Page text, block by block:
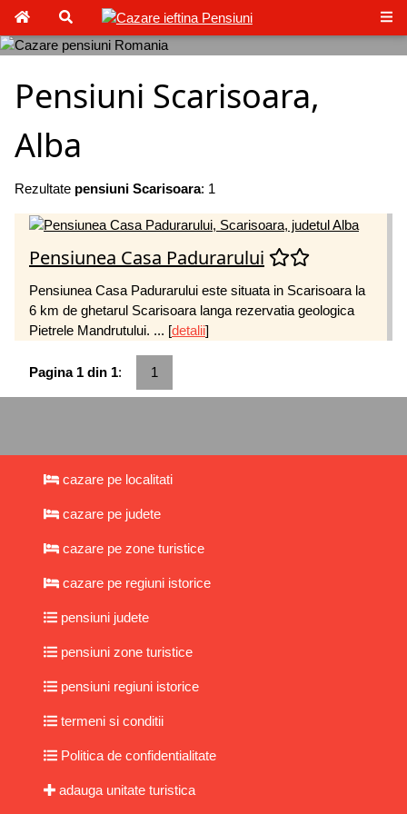
Pensiuni Scarisoara,
Alba
Rezultate pensiuni Scarisoara: 1
Pensiunea Casa Padurarului
Pensiunea Casa Padurarului este situata in Scarisoara la
6 km de ghetarul Scarisoara langa rezervatia geologica
Pietrele Mandrutului. ... [detalii]
Pagina 1 din 1: 1
cazare pe localitati
cazare pe judete
cazare pe zone turistice
cazare pe regiuni istorice
pensiuni judete
pensiuni zone turistice
pensiuni regiuni istorice
termeni si conditii
Politica de confidentialitate
adauga unitate turistica